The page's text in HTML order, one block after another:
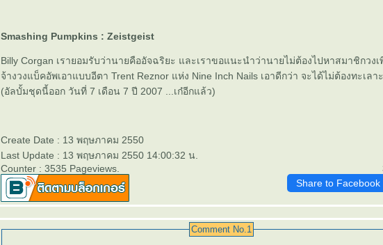
Smashing Pumpkins : Zeistgeist
Billy Corgan เรายอมรับว่านายคืออัจฉริยะ และเราขอแนะนำว่านายไม่ต้องไปหาสมาชิกวง
จ้างวงแบ็คอัพเอาแบบอีตา Trent Reznor แห่ง Nine Inch Nails เอาดีกว่า จะได้ไม่ต้องทะเลา
(อัลบั้มชุดนี้ออก วันที่ 7 เดือน 7 ปี 2007 ...เก๋อีกแล้ว)
Create Date : 13 พฤษภาคม 2550
Last Update : 13 พฤษภาคม 2550 14:00:32 น.
Counter : 3535 Pageviews.
Share to Facebook
Comment No.1